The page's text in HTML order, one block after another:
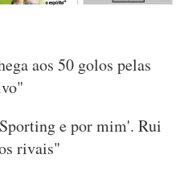
aos 50 golos pelas
e por mim'. Rui
rivais"